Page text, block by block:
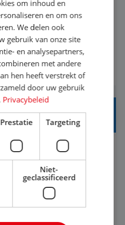
reisbranche of
ben je klaar voor de
stoel reis je de hele
moeiteloos in op de
klant en wat er in de
je enthousiasme weet je
die droomreis te
Nederland
het leukste dat er is. Of
voor een ander: jij vindt
om inhoud en
en om ons
We delen ook
gebruik van onze site
en analysepartners,
met andere
hen heeft verstrekt of
door uw gebruik
Privacybeleid
Prestatie Targeting
Niet-
geclassificeerd